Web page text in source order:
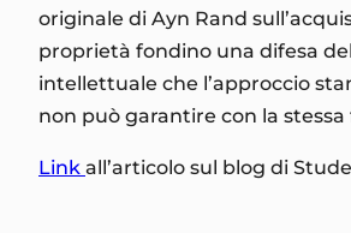
originale di Ayn Rand
proprietà fondino una difesa
intellettuale che l’approccio
non può garantire con la stessa
Link all’articolo sul blog di